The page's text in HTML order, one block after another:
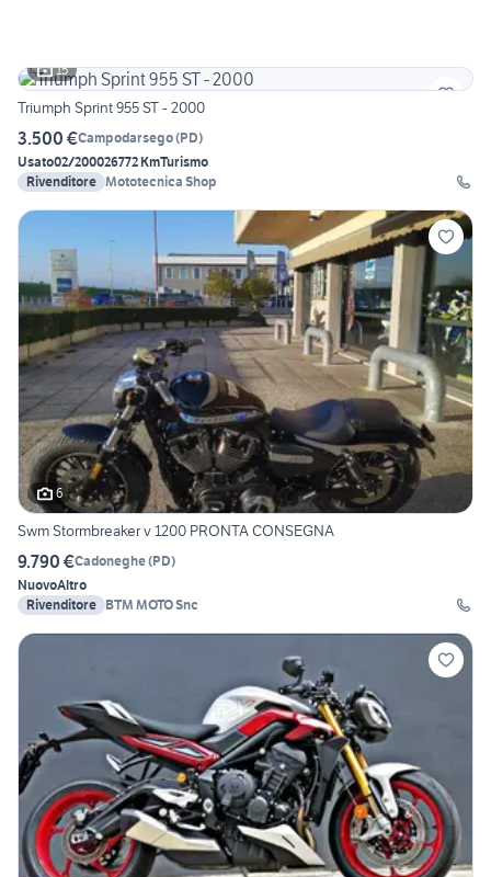
15
Triumph Sprint 955 ST - 2000
3.500 €Campodarsego(PD)
Usato02/200026772 KmTurismo
Rivenditore Mototecnica Shop
6
Swm Stormbreaker v 1200 PRONTA CONSEGNA
9.790 €Cadoneghe(PD)
NuovoAltro
Rivenditore BTM MOTO Snc